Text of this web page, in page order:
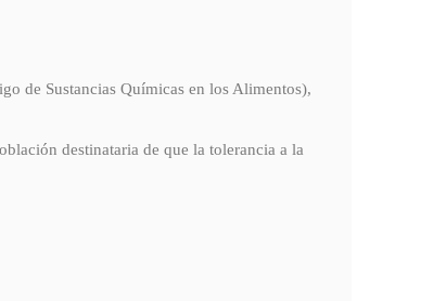
de Sustancias Químicas en los Alimentos),
destinataria de que la tolerancia a la